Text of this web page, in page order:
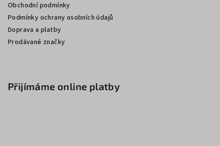
Obchodní podmínky
Podmínky ochrany osobních údajů
Doprava a platby
Prodávané značky
Přijímáme online platby